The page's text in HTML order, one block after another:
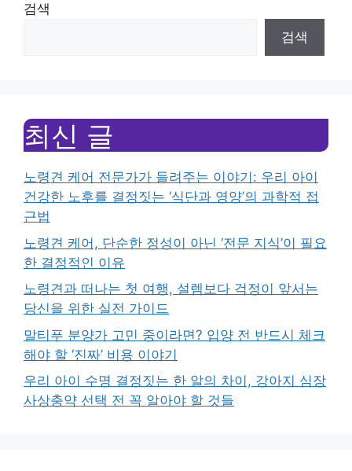
검색
검색
최신 글
노령견 케어 전문가가 들려주는 이야기: 우리 아이
건강한 노후를 결정짓는 ‘식단과 영양’의 과학적 접
근법
노령견 케어, 단순한 정성이 아닌 ‘전문 지식’이 필요
한 결정적인 이유
노령견과 떠나는 첫 여행, 설렘보다 걱정이 앞서는
당신을 위한 실전 가이드
말티푸 분양가 고민 중이라면? 입양 전 반드시 체크
해야 할 ‘진짜’ 비용 이야기
우리 아이 수명 결정짓는 한 알의 차이, 강아지 심장
사상충약 선택 전 꼭 알아야 할 것들